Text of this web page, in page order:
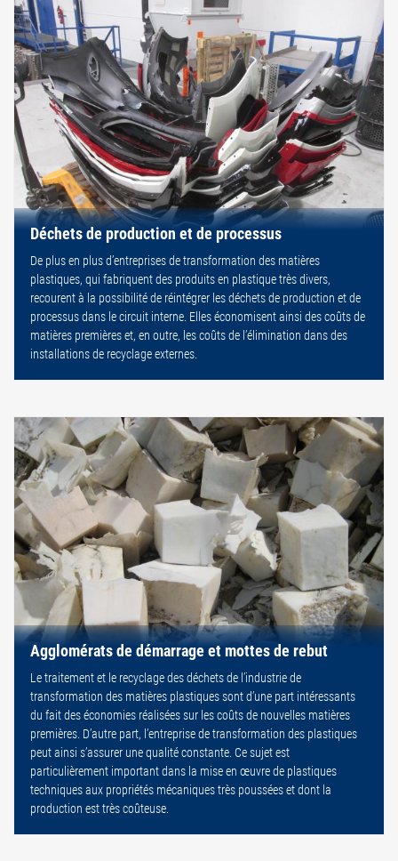
Déchets de production et de processus
De plus en plus d’entreprises de transformation des matières
plastiques, qui fabriquent des produits en plastique très divers,
recourent à la possibilité de réintégrer les déchets de production et de
processus dans le circuit interne. Elles économisent ainsi des coûts de
matières premières et, en outre, les coûts de l’élimination dans des
installations de recyclage externes.
Agglomérats de démarrage et mottes de rebut
Le traitement et le recyclage des déchets de l’industrie de
transformation des matières plastiques sont d’une part intéressants
du fait des économies réalisées sur les coûts de nouvelles matières
premières. D’autre part, l’entreprise de transformation des plastiques
peut ainsi s’assurer une qualité constante. Ce sujet est
particulièrement important dans la mise en œuvre de plastiques
techniques aux propriétés mécaniques très poussées et dont la
production est très coûteuse.